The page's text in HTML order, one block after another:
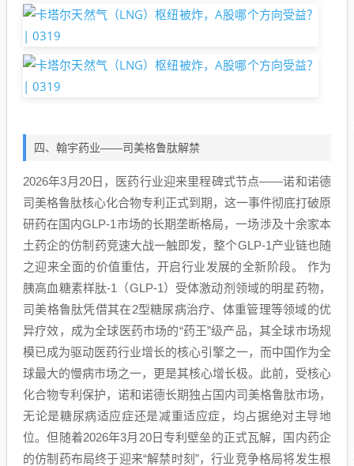
四、翰宇药业——司美格鲁肽解禁
2026年3月20日，医药行业迎来里程碑式节点——诺和诺德
司美格鲁肽核心化合物专利正式到期，这一事件彻底打破原
研药在国内GLP-1市场的长期垄断格局，一场涉及十余家本
土药企的仿制药竞速大战一触即发，整个GLP-1产业链也随
之迎来全面的价值重估，开启行业发展的全新阶段。 作为
胰高血糖素样肽-1（GLP-1）受体激动剂领域的明星药物，
司美格鲁肽凭借其在2型糖尿病治疗、体重管理等领域的优
异疗效，成为全球医药市场的“药王”级产品，其全球市场规
模已成为驱动医药行业增长的核心引擎之一，而中国作为全
球最大的慢病市场之一，更是其核心增长极。此前，受核心
化合物专利保护，诺和诺德长期独占国内司美格鲁肽市场，
无论是糖尿病适应症还是减重适应症，均占据绝对主导地
位。但随着2026年3月20日专利壁垒的正式瓦解，国内药企
的仿制药布局终于迎来“解禁时刻”，行业竞争格局将发生根